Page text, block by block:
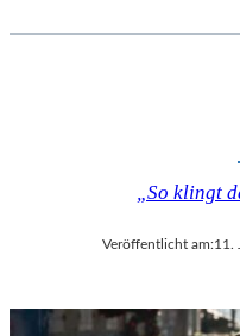
„So klingt
Veröffentlicht am:11.